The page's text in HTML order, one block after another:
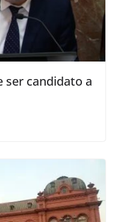
ser candidato a